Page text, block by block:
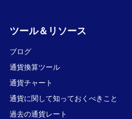
ツール＆リソース
ブログ
通貨換算ツール
通貨チャート
通貨に関して知っておくべきこと
過去の通貨レート